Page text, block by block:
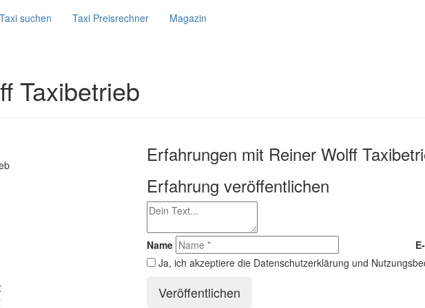
Taxi suchen Taxi Preisrechner Magazin
Taxibetrieb
Erfahrungen mit Reiner Wolff
Erfahrung veröffentlichen
Name
Ja, ich akzeptiere die Datenschutzerklärung und